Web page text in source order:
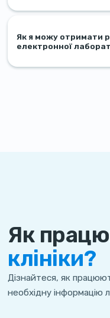
Як я можу отримати
електронної
Як
клініки?
Дізнайтеся, як
необхідну інформацію